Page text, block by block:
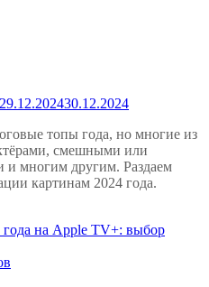
29.12.202430.12.2024
топы года, но многие из
смешными или
и многим другим. Раздаем
картинам 2024 года.